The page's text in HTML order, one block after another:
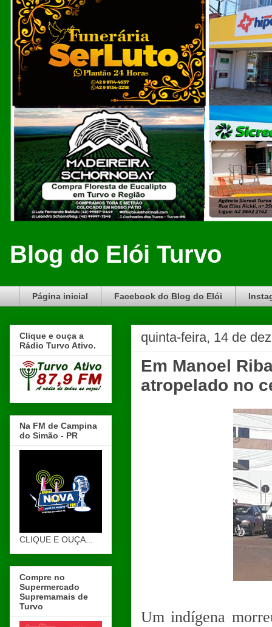
Blog do Elói Turvo
Página inicial Facebook do Blog do Elói
quinta-feira, 14 de
Em Manoel
atropelado no
Um indígena
Clique e ouça a
Rádio Turvo Ativo.
Na FM de Campina
do Simão - PR
CLIQUE E OUÇA...
Compre no
Supermercado
Supremamais de
Turvo